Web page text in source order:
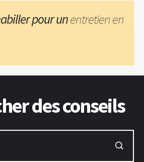
pour unentretien en
des conseils